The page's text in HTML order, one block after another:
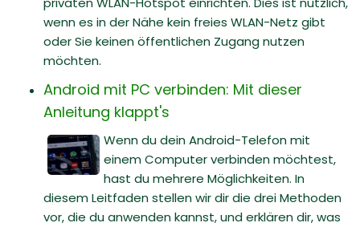
wenn es in der Nähe kein freies WLAN-Netz gibt
oder Sie keinen öffentlichen Zugang nutzen
möchten.
Android mit PC verbinden: Mit dieser
Anleitung klappt's
Wenn du dein Android-Telefon mit
einem Computer verbinden möchtest,
hast du mehrere Möglichkeiten. In
diesem Leitfaden stellen wir dir die drei Methoden
vor, die du anwenden kannst, und erklären dir, was